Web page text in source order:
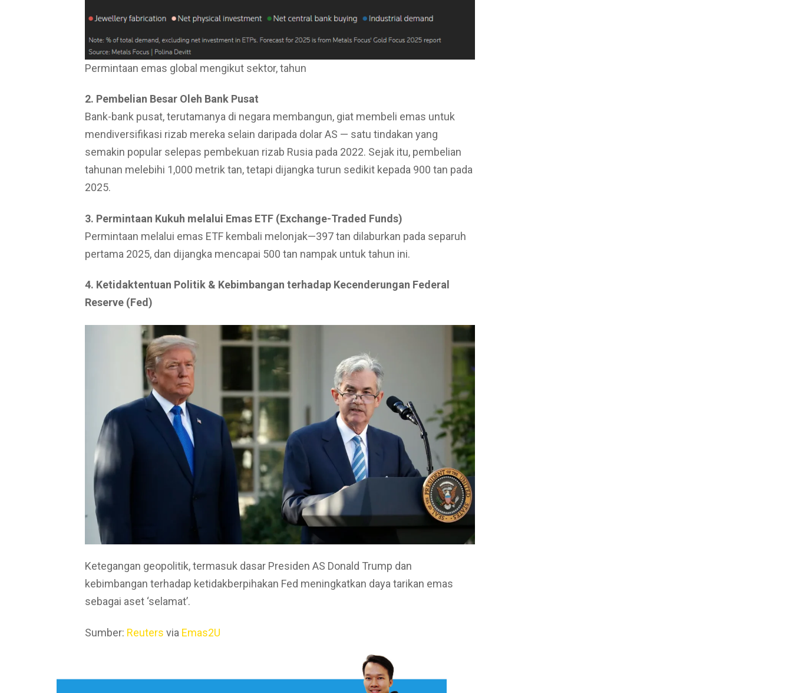
Permintaan emas global mengikut sektor, tahun
2. Pembelian Besar Oleh Bank Pusat
Bank-bank pusat, terutamanya di negara membangun, giat membeli emas untuk
mendiversifikasi rizab mereka selain daripada dolar AS — satu tindakan yang
semakin popular selepas pembekuan rizab Rusia pada 2022. Sejak itu, pembelian
tahunan melebihi 1,000 metrik tan, tetapi dijangka turun sedikit kepada 900 tan pada
2025.
3. Permintaan Kukuh melalui Emas ETF (Exchange-Traded Funds)
Permintaan melalui emas ETF kembali melonjak—397 tan dilaburkan pada separuh
pertama 2025, dan dijangka mencapai 500 tan nampak untuk tahun ini.
4. Ketidaktentuan Politik & Kebimbangan terhadap Kecenderungan Federal
Reserve (Fed)
Ketegangan geopolitik, termasuk dasar Presiden AS Donald Trump dan
kebimbangan terhadap ketidakberpihakan Fed meningkatkan daya tarikan emas
sebagai aset ‘selamat’.
Sumber: Reuters via Emas2U